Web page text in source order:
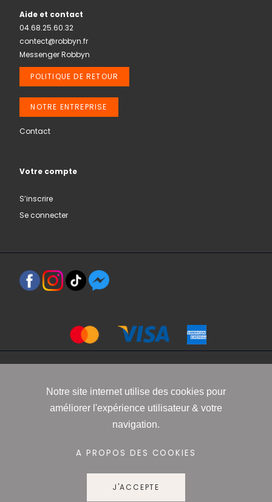
Aide et contact
04.68.25.60.32
contect@robbyn.fr
Messenger Robbyn
POLITIQUE DE RETOUR
NOTRE ENTREPRISE
Contact
Votre compte
S’inscrire
Se connecter
Conditions générales de vente
confidentialité
Notre site internet utilise des cookies pour
améliorer l'expérience utilisateur & votre
navigation.
A PROPOS DES COOKIES
J'ACCEPTE